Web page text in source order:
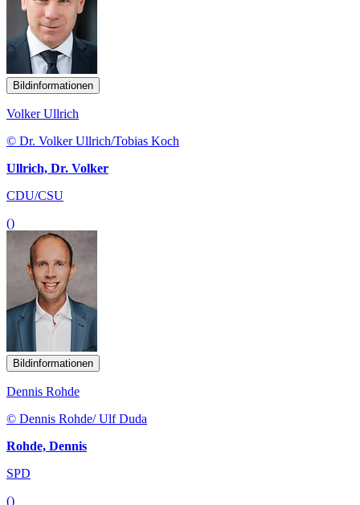
Bildinformationen
Volker Ullrich
© Dr. Volker Ullrich/Tobias Koch
Ullrich, Dr. Volker
CDU/CSU
()
Bildinformationen
Dennis Rohde
© Dennis Rohde/ Ulf Duda
Rohde, Dennis
SPD
()